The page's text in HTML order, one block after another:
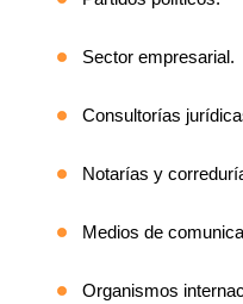
Sector empresarial.
Consultorías
Notarías y
Medios de
Organismos